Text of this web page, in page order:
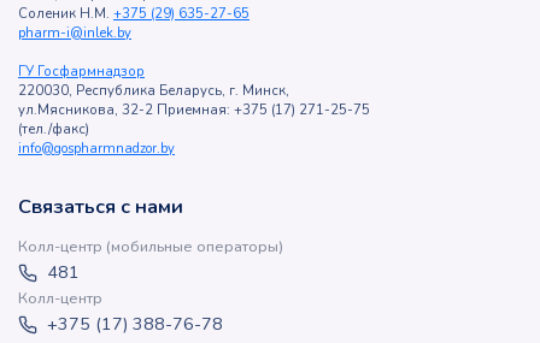
Соленик Н.М. +375 (29) 635-27-65
pharm-i@inlek.by
ГУ Госфармнадзор
220030, Республика Беларусь, г. Минск,
ул.Мясникова, 32-2 Приемная: +375 (17) 271-25-75
(тел./факс)
info@gospharmnadzor.by
Связаться с нами
Колл-центр (мобильные операторы)
481
Колл-центр
+375 (17) 388-76-78